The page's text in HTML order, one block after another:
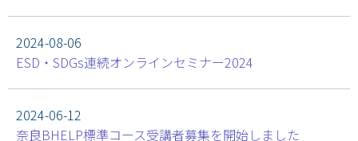
2024-08-06
ESD・SDGs連続オンラインセミナー2024
2024-06-12
奈良BHELP標準コース受講者募集を開始しました